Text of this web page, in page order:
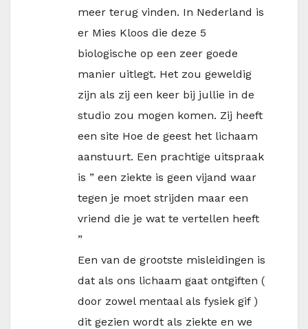
meer terug vinden. In Nederland is
er Mies Kloos die deze 5
biologische op een zeer goede
manier uitlegt. Het zou geweldig
zijn als zij een keer bij jullie in de
studio zou mogen komen. Zij heeft
een site Hoe de geest het lichaam
aanstuurt. Een prachtige uitspraak
is ” een ziekte is geen vijand waar
tegen je moet strijden maar een
vriend die je wat te vertellen heeft
”
Een van de grootste misleidingen is
dat als ons lichaam gaat ontgiften (
door zowel mentaal als fysiek gif )
dit gezien wordt als ziekte en we